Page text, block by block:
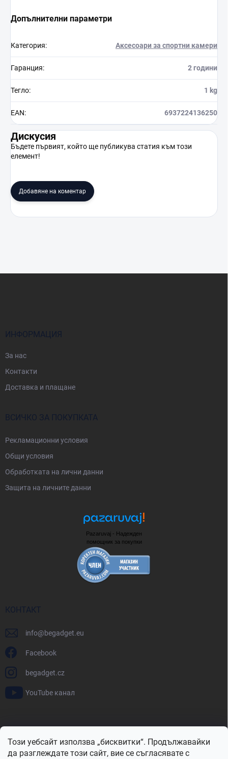
Този уебсайт използва „бисквитки“. Продължавайки
да разглеждате този сайт, вие се съгласявате с
Допълнителни параметри
Категория: Аксесоари за спортни камери
Гаранция: 2 години
Тегло: 1 kg
EAN: 6937224136250
Дискусия
Бъдете първият, който ще публикува статия към този
елемент!
Добавяне на коментар
ИНФОРМАЦИЯ
За нас
Контакти
Доставка и плащане
ВСИЧКО ЗА ПОКУПКАТА
Рекламационни условия
Общи условия
Oбработката на лични данни
Защита на личните данни
Pazaruvaj - Надежден
помощник за покупки
КОНТАКТ
info@begadget.eu
Facebook
begadget.cz
YouTube канал
BeGadget.ro
BeGadget.pl BeGadget.hr BeGadget.si